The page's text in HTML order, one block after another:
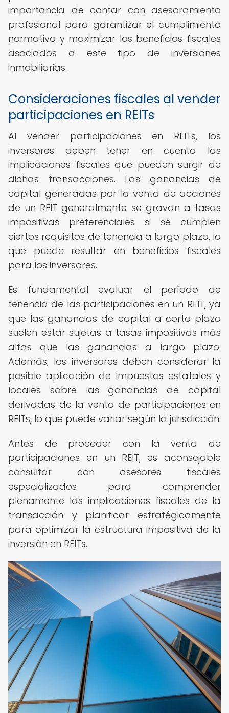
importancia de contar con asesoramiento
profesional para garantizar el cumplimiento
normativo y maximizar los beneficios fiscales
asociados a este tipo de inversiones
inmobiliarias.
Consideraciones fiscales al vender
participaciones en REITs
Al vender participaciones en REITs, los
inversores deben tener en cuenta las
implicaciones fiscales que pueden surgir de
dichas transacciones. Las ganancias de
capital generadas por la venta de acciones
de un REIT generalmente se gravan a tasas
impositivas preferenciales si se cumplen
ciertos requisitos de tenencia a largo plazo, lo
que puede resultar en beneficios fiscales
para los inversores.
Es fundamental evaluar el período de
tenencia de las participaciones en un REIT, ya
que las ganancias de capital a corto plazo
suelen estar sujetas a tasas impositivas más
altas que las ganancias a largo plazo.
Además, los inversores deben considerar la
posible aplicación de impuestos estatales y
locales sobre las ganancias de capital
derivadas de la venta de participaciones en
REITs, lo que puede variar según la jurisdicción.
Antes de proceder con la venta de
participaciones en un REIT, es aconsejable
consultar con asesores fiscales
especializados para comprender
plenamente las implicaciones fiscales de la
transacción y planificar estratégicamente
para optimizar la estructura impositiva de la
inversión en REITs.